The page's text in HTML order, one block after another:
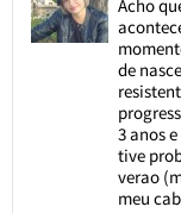
Acho
de
3 anos
tive
verao
meu